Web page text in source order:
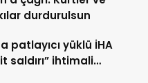
durdurulsun
patlayıcı yüklü İHA
saldırı” ihtimali